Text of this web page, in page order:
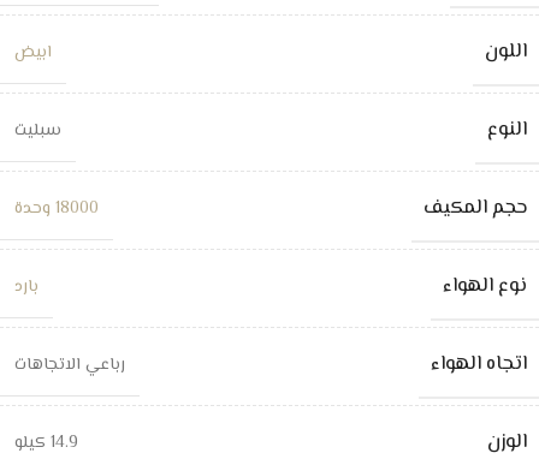
اللون ابيض
النوع سبليت
حجم المكيف 18000 وحدة
نوع الهواء بارد
اتجاه الهواء رباعي الاتجاهات
الوزن 14.9 كيلو